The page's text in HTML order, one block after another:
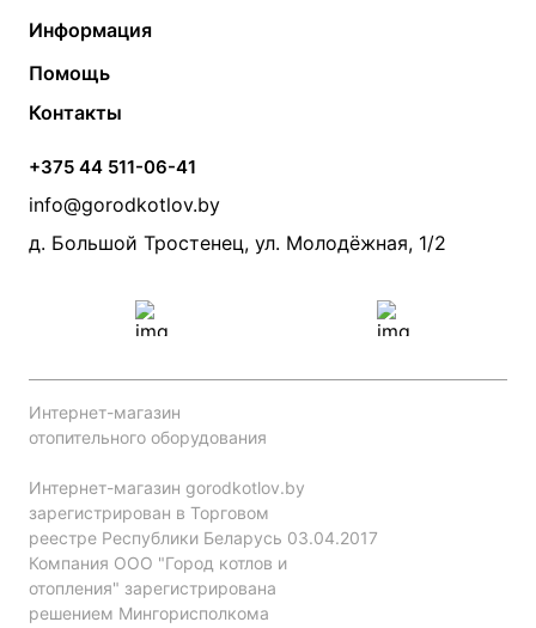
Твердотопливные котлы
Электрические котлы
Банные печи
Камины и печи
Теплый пол
Радиаторы
Насосы
Дымоходы
Информация
Контакты
Статьи
Акции
Производители
Помощь
Монтаж систем отопления
Прайс по монтажу систем отопления
Проект систем отопления
Контакты
+375 44 511-06-41
info@gorodkotlov.by
д. Большой Тростенец, ул. Молодёжная, 1/2
Интернет-магазин
отопительного оборудования
Интернет-магазин gorodkotlov.by
зарегистрирован в Торговом
реестре Республики Беларусь 03.04.2017
Компания ООО "Город котлов и
отопления" зарегистрирована
решением Мингорисполкома